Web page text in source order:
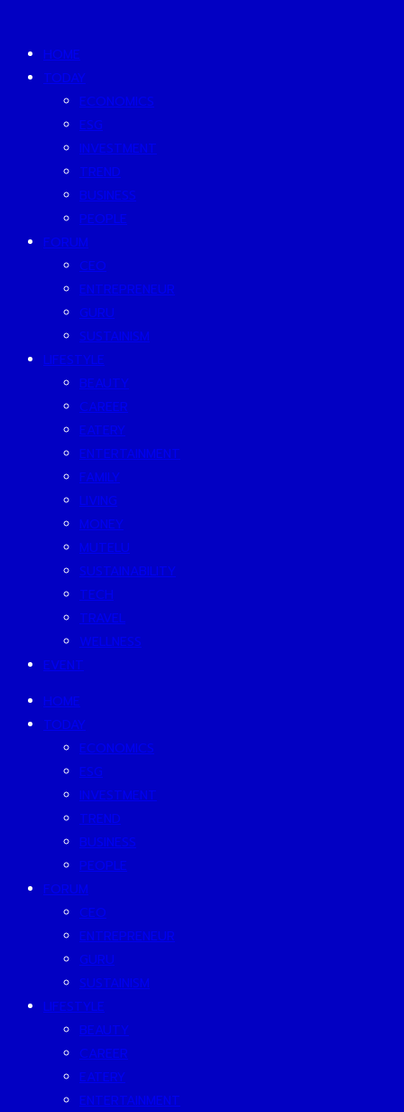
HOME
TODAY
ECONOMICS
ESG
INVESTMENT
TREND
BUSINESS
PEOPLE
FORUM
CEO
ENTREPRENEUR
GURU
SUSTAINISM
LIFESTYLE
BEAUTY
CAREER
EATERY
ENTERTAINMENT
FAMILY
LIVING
MONEY
MUTELU
SUSTAINABILITY
TECH
TRAVEL
WELLNESS
EVENT
HOME
TODAY
ECONOMICS
ESG
INVESTMENT
TREND
BUSINESS
PEOPLE
FORUM
CEO
ENTREPRENEUR
GURU
SUSTAINISM
LIFESTYLE
BEAUTY
CAREER
EATERY
ENTERTAINMENT